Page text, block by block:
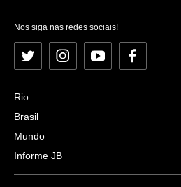
Nos siga nas redes sociais!
Twitter InstagramYouTubeFacebook
Rio
Brasil
Mundo
Informe JB